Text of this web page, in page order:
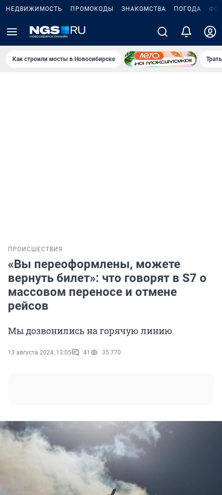
НЕДВИЖИМОСТЬ ПРОМОКОДЫ ЗНАКОМСТВА ПОГОДА
Как строили мосты в Новосибирске
ПРОИСШЕСТВИЯ
«Вы переоформлены, можете
вернуть билет»: что говорят в S7 о
массовом переносе и отмене
рейсов
Мы дозвонились на горячую линию
13 августа 2024, 13:05 41 35 770